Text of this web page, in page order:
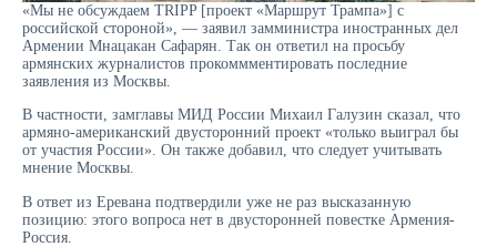
«Мы не обсуждаем TRIPP [проект «Маршрут Трампа»] с
российской стороной», — заявил замминистра иностранных дел
Армении Мнацакан Сафарян. Так он ответил на просьбу
армянских журналистов прокоммментировать последние
заявления из Москвы.
В частности, замглавы МИД России Михаил Галузин сказал, что
армяно-американский двусторонний проект «только выиграл бы
от участия России». Он также добавил, что следует учитывать
мнение Москвы.
В ответ из Еревана подтвердили уже не раз высказанную
позицию: этого вопроса нет в двусторонней повестке Армения-
Россия.